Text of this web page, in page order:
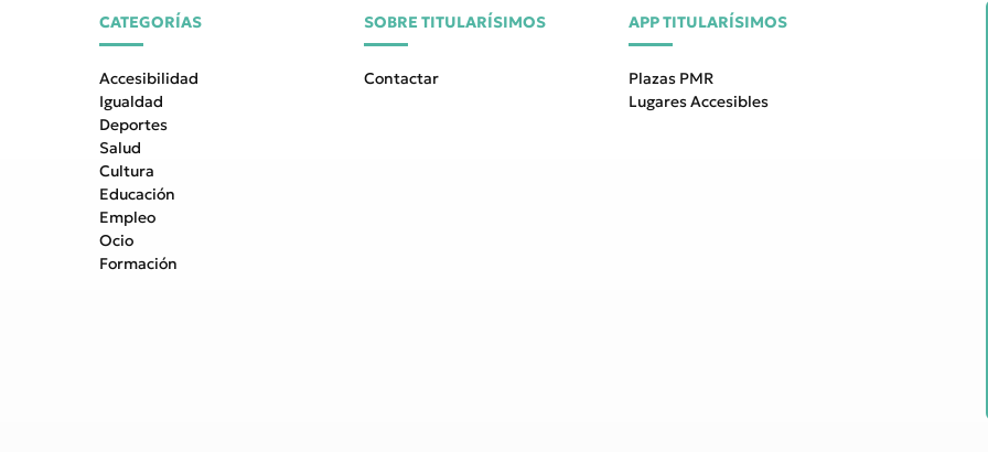
CATEGORÍAS
Accesibilidad
Igualdad
Deportes
Salud
Cultura
Educación
Empleo
Ocio
Formación
SOBRE TITULARÍSIMOS
Contactar
APP TITULARÍSIMOS
Plazas PMR
Lugares Accesibles